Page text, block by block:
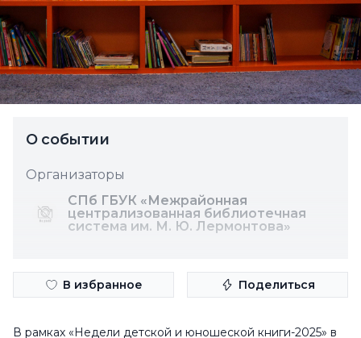
О событии
Организаторы
СПб ГБУК «Межрайонная
централизованная библиотечная
система им. М. Ю. Лермонтова»
В избранное Поделиться
В рамках «Недели детской и юношеской книги-2025» в